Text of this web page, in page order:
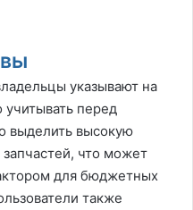
указывают на
учитывать перед
выделить высокую
что может
для бюджетных
также